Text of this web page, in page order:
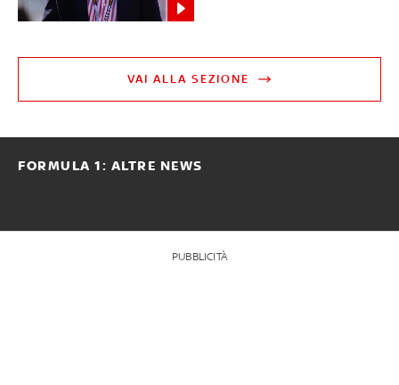
VAI ALLA SEZIONE
FORMULA 1: ALTRE NEWS
PUBBLICITÀ